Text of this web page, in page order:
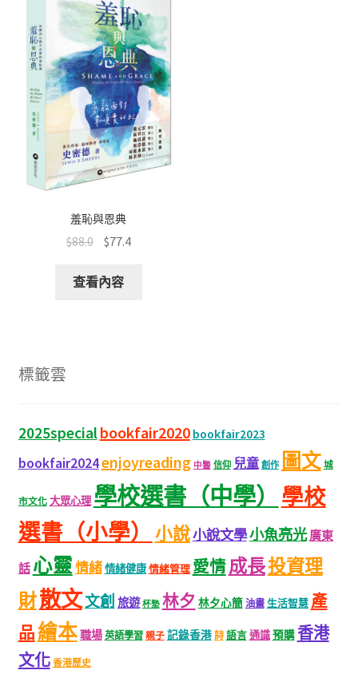
羞恥與恩典
$88.0 $77.4
查看內容
標籤雲
2025specialbookfair2020 bookfair2023
bookfair2024enjoyreading 中醫 信仰 兒童 創作 圖文 城
市文化 大眾心理 學校選書（中學）
學校
選書（小學）
小說小說文學小魚亮光廣東
話 心靈情緒情緒健康情緒管理 愛情成長投資理
財散文文創 旅遊 杯墊 林夕 林夕心簡 油畫 生活智慧 產
品繪本職場 英語學習 親子 記錄香港 詩 語言通識預購香港
文化 香港歷史